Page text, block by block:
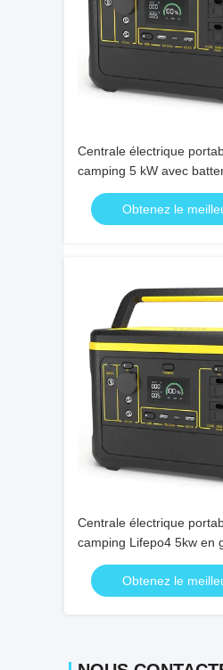
Centrale électrique
camping 5 kW avec
générateur solaire
électrique étanche pour
5000 W
Obtenez le
Centrale électrique
camping Lifepo4 5kw en
PINSHENG, générateur
portable étanche 5000w
Obtenez le